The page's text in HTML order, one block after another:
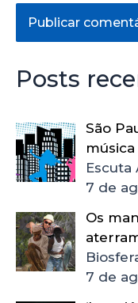
Posts
São
Escuta
7 de
Os
7 de